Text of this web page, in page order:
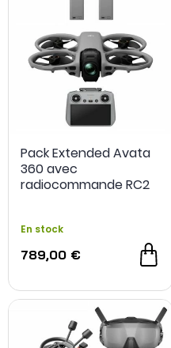
Pack Extended Avata
360 avec
radiocommande RC2
En stock
789,00 €